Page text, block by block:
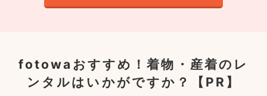
fotowaおすすめ！着物・産着のレ
ンタルはいかがですか？【PR】